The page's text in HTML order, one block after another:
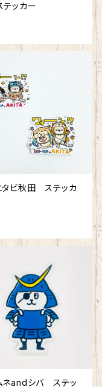
ッカー
タビ秋田 ステッカ
ネandシバ ステッ